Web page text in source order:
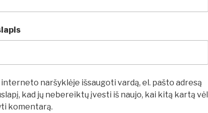
naršyklėje išsaugoti vardą, el. pašto adresą
kad jų nebereiktų įvesti iš naujo, kai kitą kartą vėl
komentarą.